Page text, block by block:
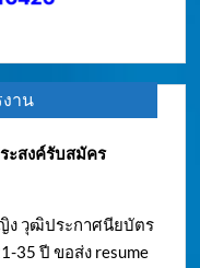
าน
ะสงค์รับสมัคร
ง วุฒิประกาศนียบัตร
35 ปี ขอส่ง resume